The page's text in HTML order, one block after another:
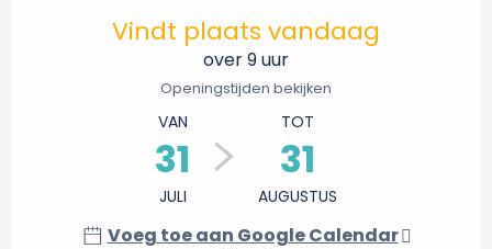
Vindt plaats vandaag
over 9 uur
Openingstijden bekijken
VAN
31
JULI
TOT
31
AUGUSTUS
Voeg toe aan Google Calendar